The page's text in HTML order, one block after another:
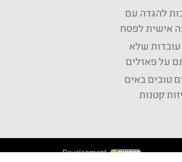
להגדה עם
אישית לפסח
שלא
על פאזלים
טובים באים
קטנות
Development: